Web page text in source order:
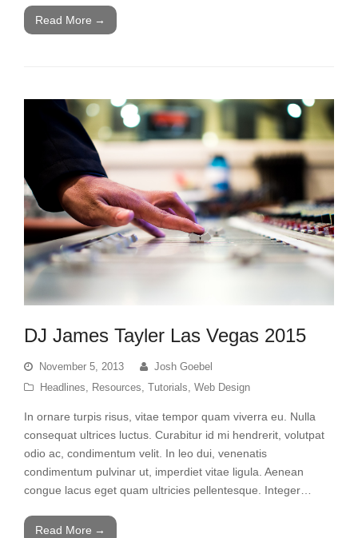
Read More →
DJ James Tayler Las Vegas 2015
November 5, 2013
Josh Goebel
Headlines, Resources, Tutorials, Web Design
In ornare turpis risus, vitae tempor quam viverra eu. Nulla
consequat ultrices luctus. Curabitur id mi hendrerit, volutpat
odio ac, condimentum velit. In leo dui, venenatis
condimentum pulvinar ut, imperdiet vitae ligula. Aenean
congue lacus eget quam ultricies pellentesque. Integer…
Read More →